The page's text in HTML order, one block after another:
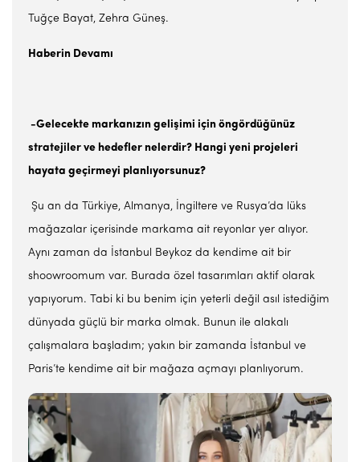
Tuğçe Bayat, Zehra Güneş.
Haberin Devamı
-Gelecekte markanızın gelişimi için öngördüğünüz
stratejiler ve hedefler nelerdir? Hangi yeni projeleri
hayata geçirmeyi planlıyorsunuz?
Şu an da Türkiye, Almanya, İngiltere ve Rusya’da lüks
mağazalar içerisinde markama ait reyonlar yer alıyor.
Aynı zaman da İstanbul Beykoz da kendime ait bir
shoowroomum var. Burada özel tasarımları aktif olarak
yapıyorum. Tabi ki bu benim için yeterli değil asıl istediğim
dünyada güçlü bir marka olmak. Bunun ile alakalı
çalışmalara başladım; yakın bir zamanda İstanbul ve
Paris’te kendime ait bir mağaza açmayı planlıyorum.